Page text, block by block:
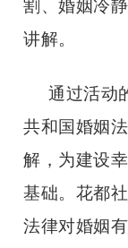
割、婚姻冷
讲解。
通过活动
共和国婚姻
解，为建设
基础。花都
法律对婚姻